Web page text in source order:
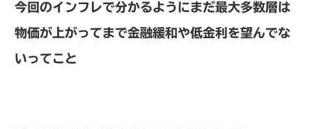
今回のインフレで分かるようにまだ最大多数層は
物価が上がってまで金融緩和や低金利を望んでな
いってこと